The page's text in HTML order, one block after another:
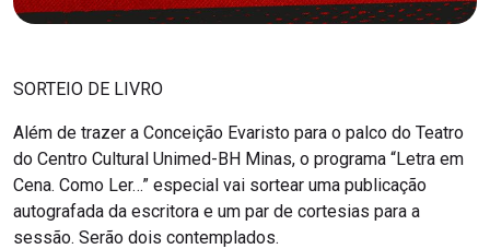
SORTEIO DE LIVRO
Além de trazer a Conceição Evaristo para o palco do Teatro
do Centro Cultural Unimed-BH Minas, o programa “Letra em
Cena. Como Ler…” especial vai sortear uma publicação
autografada da escritora e um par de cortesias para a
sessão. Serão dois contemplados.